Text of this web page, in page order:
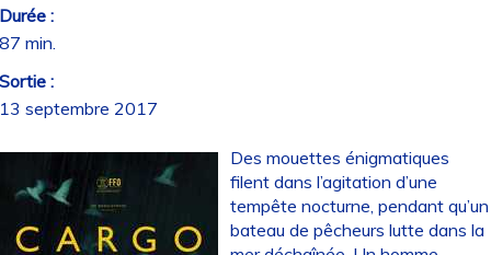
:
min.
:
septembre 2017
Des mouettes énigmatiques
filent dans l’agitation d’une
tempête nocturne, pendant qu’un
bateau de pêcheurs lutte dans la